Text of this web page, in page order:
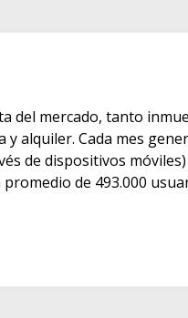
del mercado, tanto
alquiler. Cada mes
de dispositivos móviles)
de 493.000